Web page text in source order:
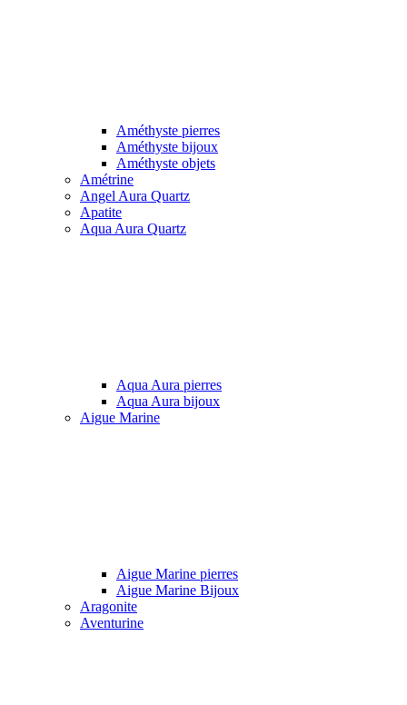
Améthyste pierres
Améthyste bijoux
Améthyste objets
Amétrine
Angel Aura Quartz
Apatite
Aqua Aura Quartz
Aqua Aura pierres
Aqua Aura bijoux
Aigue Marine
Aigue Marine pierres
Aigue Marine Bijoux
Aragonite
Aventurine